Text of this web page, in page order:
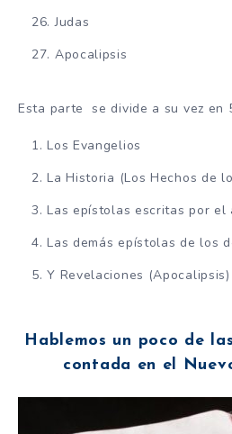
Judas
Apocalipsis
Esta parte se divide a su vez en
Los Evangelios
La Historia (Los Hechos de
Las epístolas escritas por el
Las demás epístolas de los
Y Revelaciones (Apocalipsis)
Hablemos un poco de
contada en el